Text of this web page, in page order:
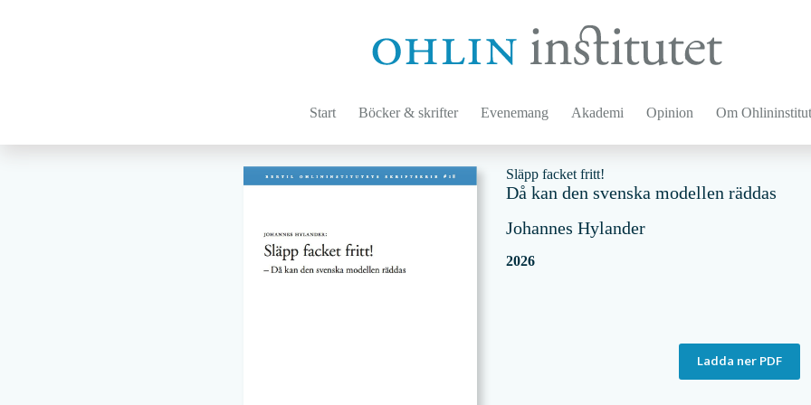
Start Böcker & skrifter Evenemang Akademi Opinion Om
Släpp facket fritt!
Då kan den svenska modellen räddas
Johannes Hylander
2026
Ladda ner PDF